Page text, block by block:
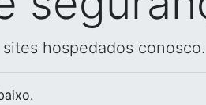
hospedados conosco.